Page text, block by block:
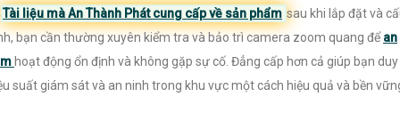
Tài liệu mà An Thành Phát cung cấp về sản phẩm sau khi lắp đặt và
bạn cần thường xuyên kiểm tra và bảo trì camera zoom quang đểan
hoạt động ổn định và không gặp sự cố. Đẳng cấp hơn cả giúp bạn
suất giám sát và an ninh trong khu vực một cách hiệu quả và bền